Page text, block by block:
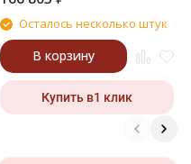
Осталось несколько штук
В корзину
Купить в1 клик